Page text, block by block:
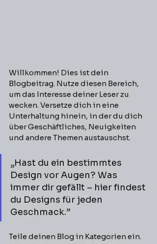
Willkommen! Dies ist dein
Blogbeitrag. Nutze diesen Bereich,
um das Interesse deiner Leser zu
wecken. Versetze dich in eine
Unterhaltung hinein, in der du dich
über Geschäftliches, Neuigkeiten
und andere Themen austauschst.
„Hast du ein bestimmtes
Design vor Augen? Was
immer dir gefällt – hier findest
du Designs für jeden
Geschmack.”
Teile deinen Blog in Kategorien ein.